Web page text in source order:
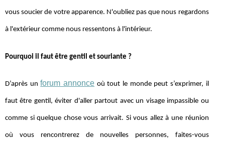
vous soucier de votre apparence. N'oubliez pas que nous regardons
à l'extérieur comme nous ressentons à l'intérieur.
Pourquoi il faut être gentil et souriante ?
D’après unforum annonce où tout le monde peut s’exprimer, il
faut être gentil, éviter d'aller partout avec un visage impassible ou
comme si quelque chose vous arrivait. Si vous allez à une réunion
où vous rencontrerez de nouvelles personnes, faites-vous